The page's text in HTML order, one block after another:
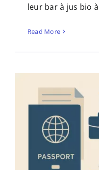
leur bar à jus bio
Read More